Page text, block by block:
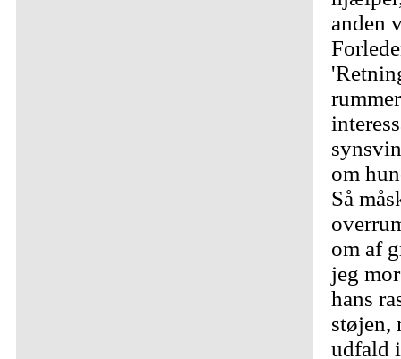
anden
om
Så
om af
jeg
hans
støjen,
udfald